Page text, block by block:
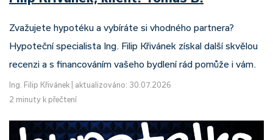
Zvažujete hypotéku a vybíráte si vhodného partnera?
Hypoteční specialista Ing. Filip Křivánek získal další skvělou
recenzi a s financováním vašeho bydlení rád pomůže i vám.
Ing. Filip Křivánek
aktualizováno: 30.07.2026
2 minuty k přečtení